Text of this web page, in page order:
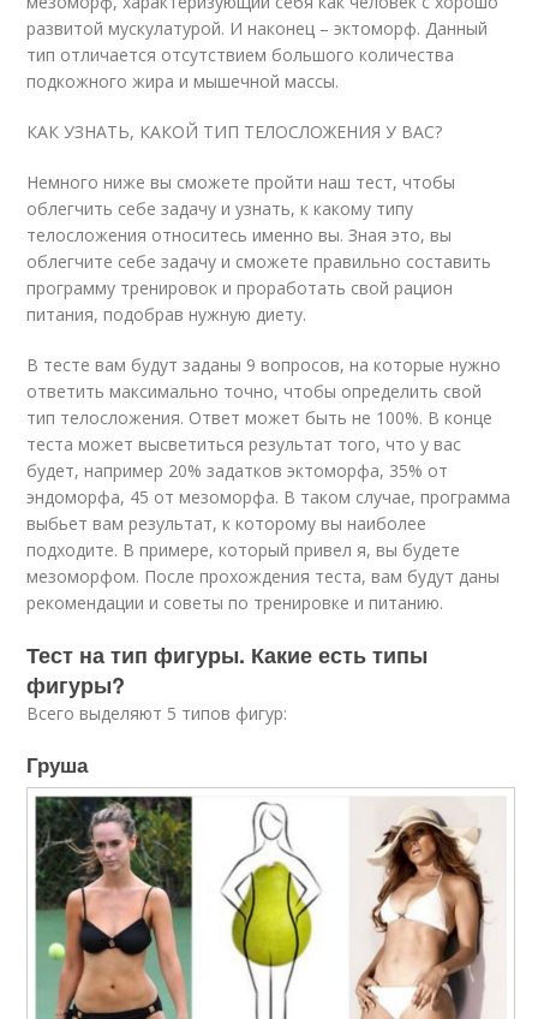
развитой мускулатурой. И наконец – эктоморф. Данный
тип отличается отсутствием большого количества
подкожного жира и мышечной массы.
КАК УЗНАТЬ, КАКОЙ ТИП ТЕЛОСЛОЖЕНИЯ У ВАС?
Немного ниже вы сможете пройти наш тест, чтобы
облегчить себе задачу и узнать, к какому типу
телосложения относитесь именно вы. Зная это, вы
облегчите себе задачу и сможете правильно составить
программу тренировок и проработать свой рацион
питания, подобрав нужную диету.
В тесте вам будут заданы 9 вопросов, на которые нужно
ответить максимально точно, чтобы определить свой
тип телосложения. Ответ может быть не 100%. В конце
теста может высветиться результат того, что у вас
будет, например 20% задатков эктоморфа, 35% от
эндоморфа, 45 от мезоморфа. В таком случае, программа
выбьет вам результат, к которому вы наиболее
подходите. В примере, который привел я, вы будете
мезоморфом. После прохождения теста, вам будут даны
рекомендации и советы по тренировке и питанию.
Тест на тип фигуры. Какие есть типы
фигуры?
Всего выделяют 5 типов фигур:
Груша